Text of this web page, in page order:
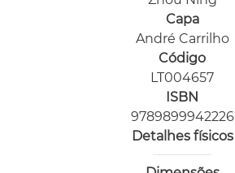
Capa
André Carrilho
Código
LT004657
ISBN
9789899942226
Detalhes físicos